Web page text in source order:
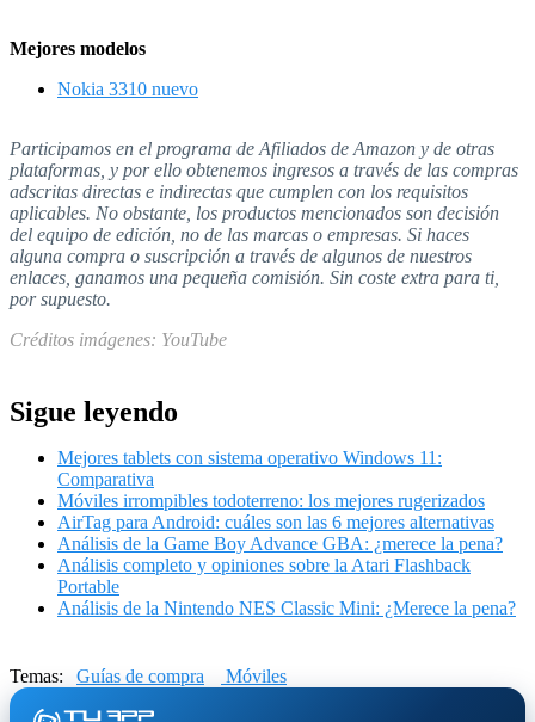
Mejores modelos
Nokia 3310 nuevo
Participamos en el programa de Afiliados de Amazon y de otras
plataformas, y por ello obtenemos ingresos a través de las compras
adscritas directas e indirectas que cumplen con los requisitos
aplicables. No obstante, los productos mencionados son decisión
del equipo de edición, no de las marcas o empresas. Si haces
alguna compra o suscripción a través de algunos de nuestros
enlaces, ganamos una pequeña comisión. Sin coste extra para ti,
por supuesto.
Créditos imágenes: YouTube
Sigue leyendo
Mejores tablets con sistema operativo Windows 11:
Comparativa
Móviles irrompibles todoterreno: los mejores rugerizados
AirTag para Android: cuáles son las 6 mejores alternativas
Análisis de la Game Boy Advance GBA: ¿merece la pena?
Análisis completo y opiniones sobre la Atari Flashback
Portable
Análisis de la Nintendo NES Classic Mini: ¿Merece la pena?
Temas: Guías de compra Móviles